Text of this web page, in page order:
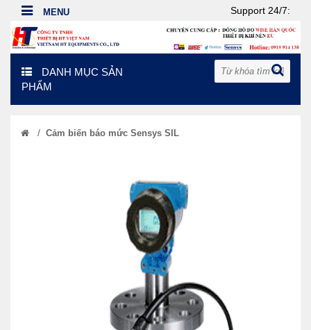
Support 24/7:
DANH MỤC SẢN
PHẨM
/ Cảm biến báo mức Sensys SIL